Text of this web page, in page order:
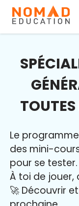
TOUTES
Le
des mini-
pour se tester.
À toi de jouer,
🚀 Découvrir